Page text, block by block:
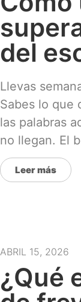
del
Llevas
Sabes lo que
las palabras
no llegan. El
Leer más
ABRIL 15, 2026
¿Qué